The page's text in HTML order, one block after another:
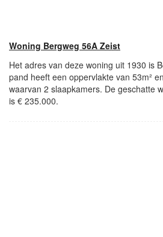
Woning Bergweg 56A Zeist
Het adres van deze woning uit 1930 is
pand heeft een oppervlakte van 53m²
waarvan 2 slaapkamers. De geschatte
is € 235.000.